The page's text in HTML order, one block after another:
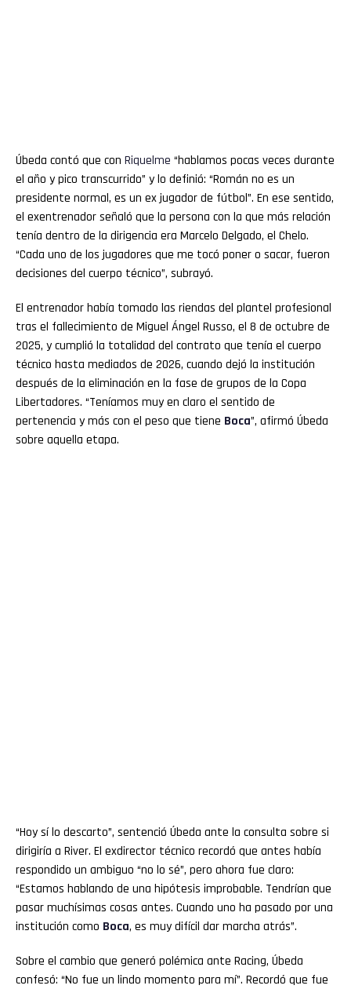
Úbeda contó que con Riquelme “hablamos pocas veces durante
el año y pico transcurrido” y lo definió: “Román no es un
presidente normal, es un ex jugador de fútbol”. En ese sentido,
el exentrenador señaló que la persona con la que más relación
tenía dentro de la dirigencia era Marcelo Delgado, el Chelo.
“Cada uno de los jugadores que me tocó poner o sacar, fueron
decisiones del cuerpo técnico”, subrayó.
El entrenador había tomado las riendas del plantel profesional
tras el fallecimiento de Miguel Ángel Russo, el 8 de octubre de
2025, y cumplió la totalidad del contrato que tenía el cuerpo
técnico hasta mediados de 2026, cuando dejó la institución
después de la eliminación en la fase de grupos de la Copa
Libertadores. “Teníamos muy en claro el sentido de
pertenencia y más con el peso que tiene Boca”, afirmó Úbeda
sobre aquella etapa.
“Hoy sí lo descarto”, sentenció Úbeda ante la consulta sobre si
dirigiría a River. El exdirector técnico recordó que antes había
respondido un ambiguo “no lo sé”, pero ahora fue claro:
“Estamos hablando de una hipótesis improbable. Tendrían que
pasar muchísimas cosas antes. Cuando uno ha pasado por una
institución como Boca, es muy difícil dar marcha atrás”.
Sobre el cambio que generó polémica ante Racing, Úbeda
confesó: “No fue un lindo momento para mí”. Recordó que fue